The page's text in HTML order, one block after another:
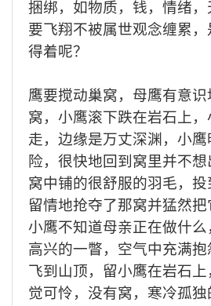
捆绑，如物质，钱，情绪，
要飞翔不被属世观念缠累，
得着呢？
鹰要搅动巢窝，母鹰有意
窝，小鹰滚下跌在岩石上
走，边缘是万丈深渊，小
险，很快地回到窝里并不想
窝中铺的很舒服的羽毛，
留情地抢夺了那窝并猛然把
小鹰不知道母亲正在做什
高兴的一瞥， 空气中充满
飞到山顶，留小鹰在岩石上
觉可怜，没有窝，寒冷孤